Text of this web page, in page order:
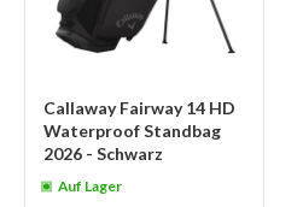
Callaway Fairway 14 HD
Waterproof Standbag
2026 - Schwarz
Auf Lager